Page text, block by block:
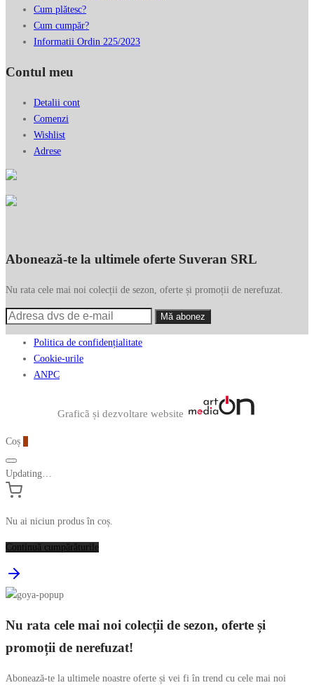
Cum plătesc?
Cum cumpăr?
Informatii Ordin 225/2023
Contul meu
Detalii cont
Comenzi
Wishlist
Adrese
Abonează-te la ultimele oferte Suveran SRL
Nu rata cele mai noi colecții de sezon, oferte și promoții de nerefuzat.
Politica de confidențialitate
Cookie-urile
ANPC
Graficã și dezvoltare website
Coș
Updating…
Nu ai niciun produs în coș.
Continuă cumpărăturile
Nu rata cele mai noi colecții de sezon, oferte și
promoții de nerefuzat!
Abonează-te la ultimele noastre oferte și vei fi în trend cu cele mai noi